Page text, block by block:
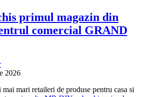
primul magazin din
comercial GRAND
2026
mari retaileri de produse pentru casa si